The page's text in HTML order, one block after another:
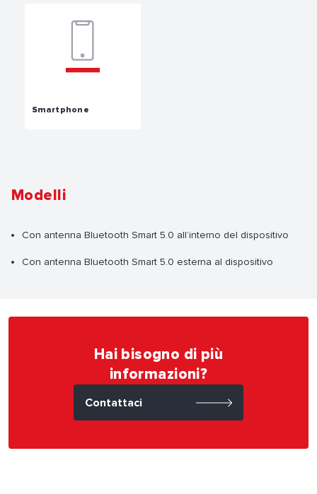
Smartphone
Modelli
Con antenna Bluetooth Smart 5.0 all’interno del dispositivo
Con antenna Bluetooth Smart 5.0 esterna al dispositivo
Hai bisogno di più
informazioni?
Contattaci